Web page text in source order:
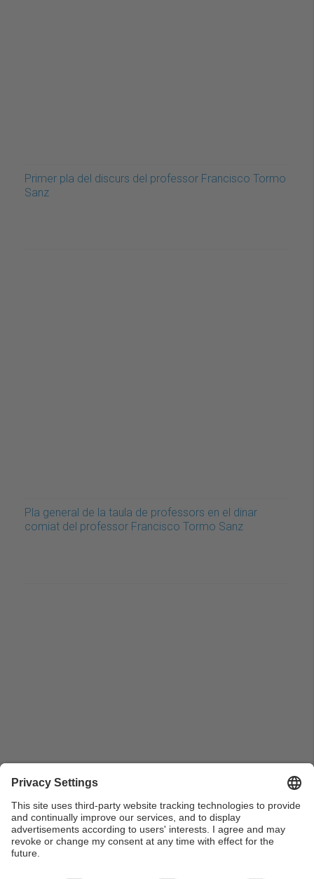
Primer pla del discurs del professor Francisco Tormo
Sanz
Pla general de la taula de professors en el dinar
comiat del professor Francisco Tormo Sanz
Primer pla de la taula de professors en el dinar
comiat del professor Francisco Tormo Sanz